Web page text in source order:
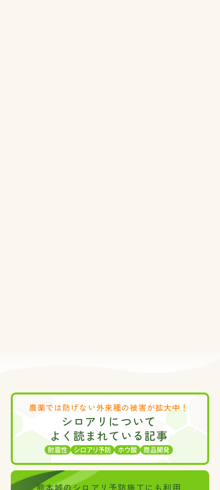
農薬では防げない外来種の被害が拡大中！
シロアリについて
よく読まれている記事
耐震性 シロアリ予防 ホウ酸 商品開発
熊本城のシロアリ予防施工にも利用